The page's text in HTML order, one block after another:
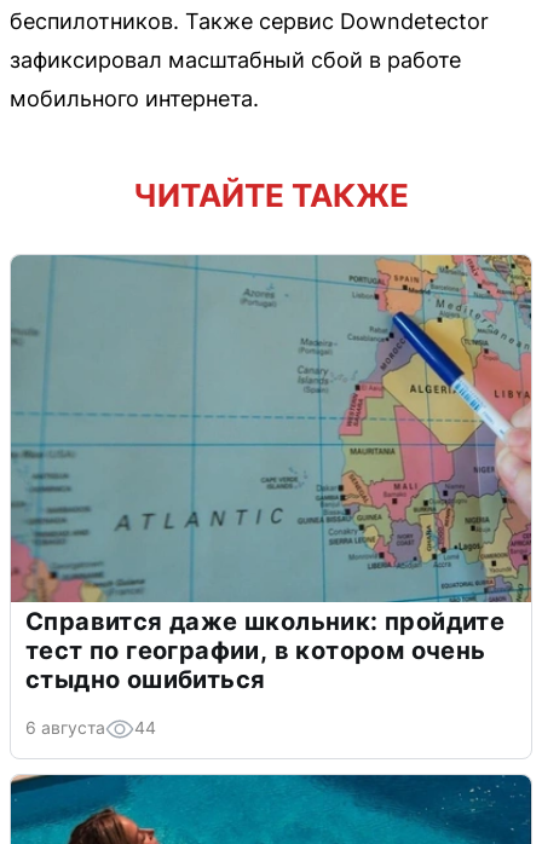
беспилотников. Также сервис Downdetector
зафиксировал масштабный сбой в работе
мобильного интернета.
ЧИТАЙТЕ ТАКЖЕ
Справится даже школьник: пройдите
тест по географии, в котором очень
стыдно ошибиться
6 августа 44